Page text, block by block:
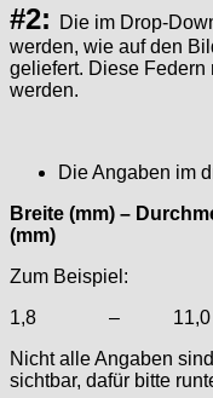
#2: Die im Drop-
werden, wie auf den
geliefert. Diese
werden.
Die Angaben im
Breite (mm) –
(mm)
Zum Beispiel:
1,8 –
Nicht alle Angaben
sichtbar, dafür bitte